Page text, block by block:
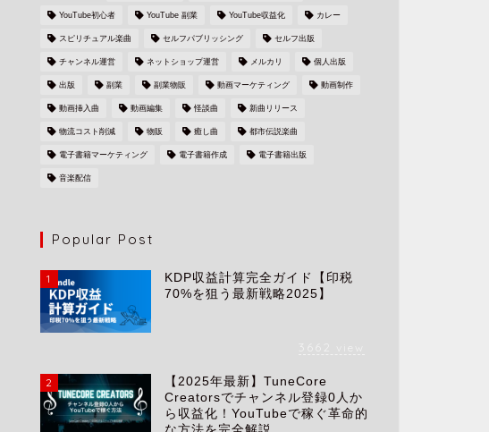
YouTube初心者 YouTube 副業 YouTube収益化 カレー
スピリチュアル楽曲 セルフパブリッシング セルフ出版
チャンネル運営 ネットショップ運営 メルカリ 個人出版
出版 副業 副業物販 動画マーケティング 動画制作
動画挿入曲 動画編集 怪談曲 新曲リリース
物流コスト削減 物販 癒し曲 都市伝説楽曲
電子書籍マーケティング 電子書籍作成 電子書籍出版
音楽配信
Popular Post
1
KDP収益計算完全ガイド【印税
70%を狙う最新戦略2025】
3662 view
2
【2025年最新】TuneCore
Creatorsでチャンネル登録0人か
ら収益化！YouTubeで稼ぐ革命的